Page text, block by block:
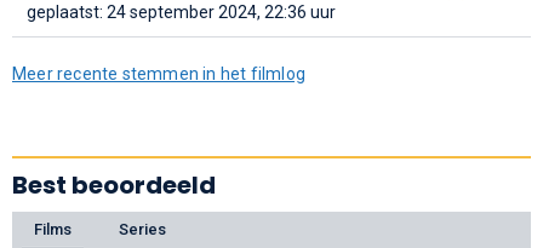
geplaatst: 24 september 2024, 22:36 uur
Meer recente stemmen in het filmlog
Best beoordeeld
Films Series